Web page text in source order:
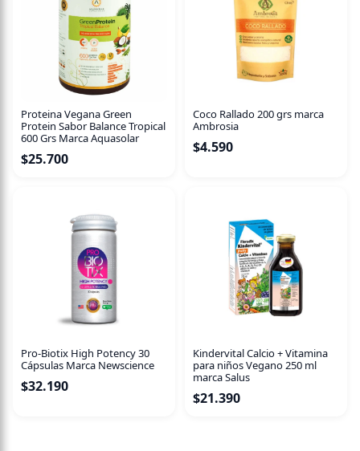
Proteina Vegana Green
Protein Sabor Balance Tropical
600 Grs Marca Aquasolar
$25.700
Coco Rallado 200 grs marca
Ambrosia
$4.590
Pro-Biotix High Potency 30
Cápsulas Marca Newscience
$32.190
Kindervital Calcio + Vitamina
para niños Vegano 250 ml
marca Salus
$21.390